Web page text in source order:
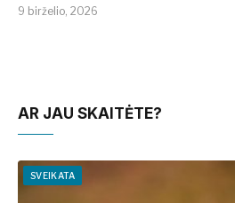
9 birželio, 2026
AR JAU SKAITĖTE?
SVEIKATA